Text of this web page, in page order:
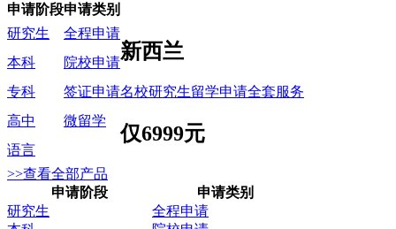
申请阶段申请类别
研究生
全程申请
新西兰
名校研究生留学申请全套服务
仅6999元
本科
院校申请
专科
签证申请
高中
微留学
语言
>>查看全部产品
申请阶段
申请类别
研究生
全程申请